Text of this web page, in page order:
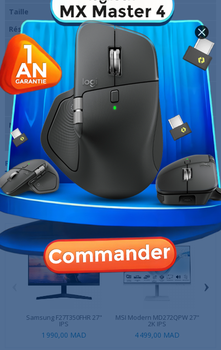
Taille
27 pouces
Résolution
2560 x 1440 pixels (2K)
Fréquence verticale
maxi
60 Hz
Temps de réponse
5 ms
Entrées vidéo
1 x DisplayPort Femelle, 1 x Mini
DisplayPort, 1 x HDMI Femelle, 1 x
DVI Femelle
Marque
Garantie
Références spécifiques
10 AUTRES PRODUITS DANS LA MÊME
CATÉGORIE :
Samsung F27T350FHR 27"
IPS
1 990,00 MAD
MSI Modern MD272QPW 27"
2K IPS
4 499,00 MAD
›